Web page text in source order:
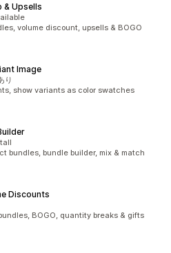
& Upsells
volume discount, upsells & BOGO
Image
り
show variants as color swatches
bundles, bundle builder, mix & match
Discounts
BOGO, quantity breaks & gifts